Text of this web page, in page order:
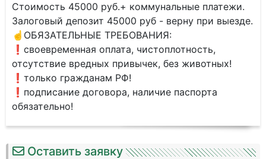
Стоимость 45000 руб.+ коммунальные платежи.
Залоговый депозит 45000 руб - верну при выезде.
☝️ОБЯЗАТЕЛЬНЫЕ ТРЕБОВАНИЯ:
❗️своевременная оплата, чистоплотность,
отсутствие вредных привычек, без животных!
❗️только гражданам РФ!
❗️подписание договора, наличие паспорта
обязательно!
Оставить заявку